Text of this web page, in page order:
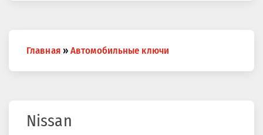
здесь
Главная » Автомобильные ключи
Nissan